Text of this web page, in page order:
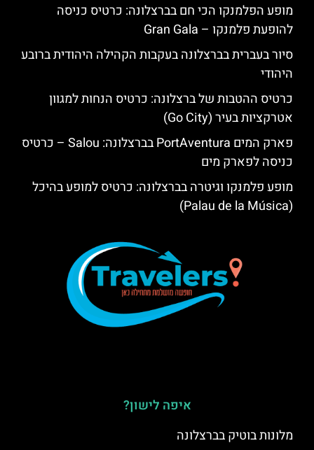
מופע הפלמנקו הכי חם בברצלונה: כרטיס כניסה
להופעת פלמנקו – Gran Gala
סיור בעברית בברצלונה בעקבות הקהילה היהודית ברובע
היהודי
כרטיס ההטבות של ברצלונה: כרטיס הנחות למגוון
אטרקציות בעיר (Go City)
פארק המים PortAventura בברצלונה: Salou – כרטיס
כניסה לפארק מים
מופע פלמנקו וגיטרה בברצלונה: כרטיס למופע בהיכל
(Palau de la Música)
איפה לישון?
מלונות בוטיק בברצלונה